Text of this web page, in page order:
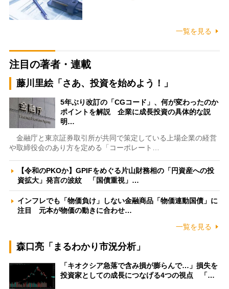
一覧を見る
注目の著者・連載
藤川里絵「さあ、投資を始めよう！」
5年ぶり改訂の「CGコード」、何が変わったのか
ポイントを解説 企業に成長投資の具体的な説
明…
金融庁と東京証券取引所が共同で策定している上場企業の経営
や取締役会のあり方を定める「コーポレート…
【令和のPKOか】GPIFをめぐる片山財務相の「円資産への投
資拡大」発言の波紋 「国債重視」…
インフレでも「物価負け」しない金融商品「物価連動国債」に
注目 元本が物価の動きに合わせ…
一覧を見る
森口亮「まるわかり市況分析」
「キオクシア急落で含み損が膨らんで…」損失を
投資家としての成長につなげる4つの視点 「…